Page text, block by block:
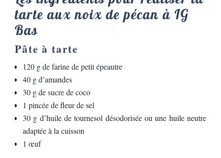
tarte aux noix de pécan à IG
Bas
Pâte à tarte
120 g de farine de petit épeautre
40 g d’amandes
30 g de sucre de coco
1 pincée de fleur de sel
30 g d’huile de tournesol désodorisée ou une huile neutre
adaptée à la cuisson
1 œuf